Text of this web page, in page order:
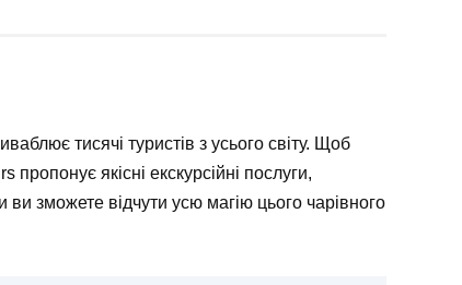
тисячі туристів з усього світу. Щоб
пропонує якісні екскурсійні послуги,
зможете відчути усю магію цього чарівного